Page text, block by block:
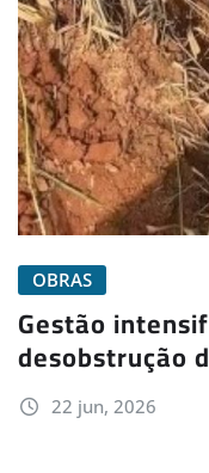
OBRAS
Gestão
desobstrução
22 jun, 2026